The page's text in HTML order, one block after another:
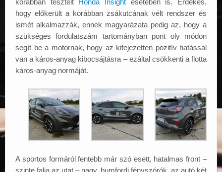
korábban tesztelt Honda Insight esetében is. Érdekes,
hogy előkerült a korábban zsákutcának vélt rendszer és
ismét alkalmazzák, ennek magyarázata pedig az, hogy a
szükséges fordulatszám tartományban pont oly módon
segít be a motornak, hogy az kifejezetten pozitív hatással
van a káros-anyag kibocsájtásra – ezáltal csökkenti a flotta
káros-anyag normáját.
A sportos formáról fentebb már szó esett, hatalmas front –